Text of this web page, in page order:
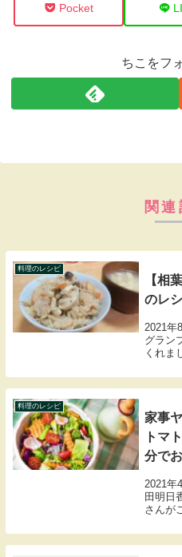
Pocket
ちこをフ
関連
料理のレシピ
【相
のレ
2021年
グラン
くれま
で紹介
料理のレシピ
家事
トマ
分で
2021年
田明日
さんが
ラダの
たので